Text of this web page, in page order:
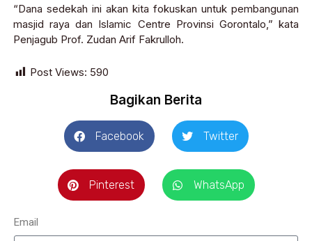
“Dana sedekah ini akan kita fokuskan untuk pembangunan
masjid raya dan Islamic Centre Provinsi Gorontalo,” kata
Penjagub Prof. Zudan Arif Fakrulloh.
Post Views: 590
Bagikan Berita
Facebook Twitter
Pinterest WhatsApp
Email